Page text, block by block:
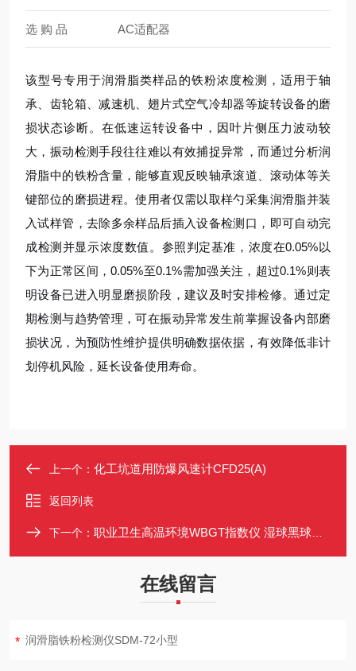
选 购 品 AC适配器
该型号专用于润滑脂类样品的铁粉浓度检测，适用于轴
承、齿轮箱、减速机、翅片式空气冷却器等旋转设备的磨
损状态诊断。在低速运转设备中，因叶片侧压力波动较
大，振动检测手段往往难以有效捕捉异常，而通过分析润
滑脂中的铁粉含量，能够直观反映轴承滚道、滚动体等关
键部位的磨损进程。使用者仅需以取样勺采集润滑脂并装
入试样管，去除多余样品后插入设备检测口，即可自动完
成检测并显示浓度数值。参照判定基准，浓度在0.05%以
下为正常区间，0.05%至0.1%需加强关注，超过0.1%则表
明设备已进入明显磨损阶段，建议及时安排检修。通过定
期检测与趋势管理，可在振动异常发生前掌握设备内部磨
损状况，为预防性维护提供明确数据依据，有效降低非计
划停机风险，延长设备使用寿命。
上一个： 化工坑道用防爆风速计CFD25(A)
返回列表
下一个： 职业卫生高温环境WBGT指数仪 湿球黑球温度计热辐射 GB/T 4200-2008
在线留言